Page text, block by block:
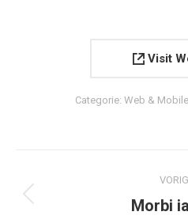
Visit
Categorie: Web & Mobile
navigation
Morbi